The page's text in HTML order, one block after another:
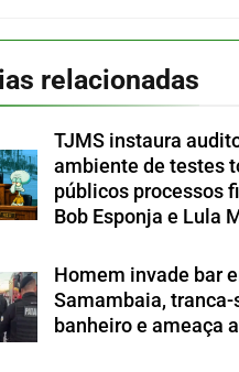
relacionadas
TJMS instaura
ambiente de testes
públicos processos
Bob Esponja e Lula
Homem invade bar
Samambaia, tranca-
banheiro e ameaça